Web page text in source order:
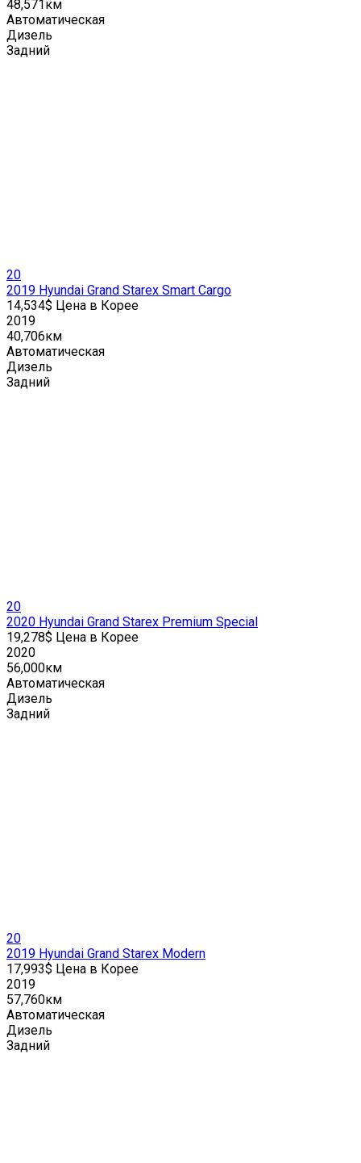
48,571км
Автоматическая
Дизель
Задний
20
2019 Hyundai Grand Starex Smart Cargo
14,534$ Цена в Корее
2019
40,706км
Автоматическая
Дизель
Задний
20
2020 Hyundai Grand Starex Premium Special
19,278$ Цена в Корее
2020
56,000км
Автоматическая
Дизель
Задний
20
2019 Hyundai Grand Starex Modern
17,993$ Цена в Корее
2019
57,760км
Автоматическая
Дизель
Задний